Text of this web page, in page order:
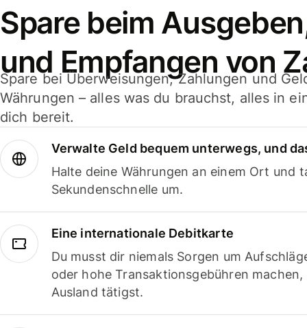
Spare beim
und Empfangen von
Spare bei Überweisungen, Zahlungen und
Währungen – alles was du brauchst, alles in
dich bereit.
Verwalte Geld bequem unterwegs, und
Halte deine Währungen an einem Ort und
Sekundenschnelle um.
Eine internationale Debitkarte
Du musst dir niemals Sorgen um
oder hohe Transaktionsgebühren
Ausland tätigst.